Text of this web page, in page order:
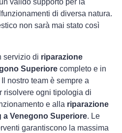
valido supporto per la
di diversa natura.
non sarà mai stato così
servizio di riparazione
Superiore completo e in
nostro team è sempre a
risolvere ogni tipologia di
e alla riparazione
Venegono Superiore. Le
garantiscono la massima